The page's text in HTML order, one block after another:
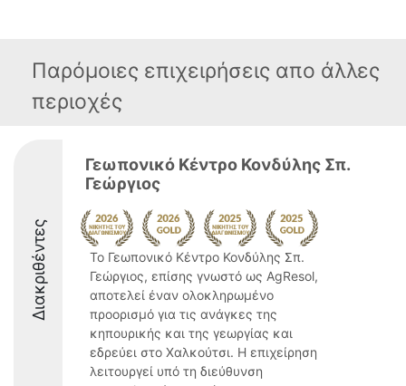
Παρόμοιες επιχειρήσεις απο άλλες
περιοχές
Διακριθέντες
Γεωπονικό Κέντρο Κονδύλης Σπ.
Γεώργιος
Το Γεωπονικό Κέντρο Κονδύλης Σπ.
Γεώργιος, επίσης γνωστό ως AgResol,
αποτελεί έναν ολοκληρωμένο
προορισμό για τις ανάγκες της
κηπουρικής και της γεωργίας και
εδρεύει στο Χαλκούτσι. Η επιχείρηση
λειτουργεί υπό τη διεύθυνση